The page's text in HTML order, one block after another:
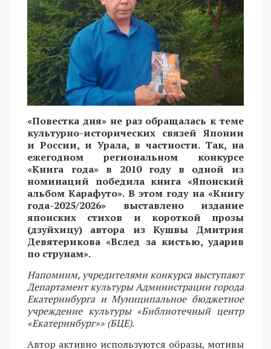
«Повестка дня» не раз обращалась к теме
культурно-исторических связей Японии
и России, и Урала, в частности. Так, на
ежегодном региональном конкурсе
«Книга года» в 2010 году в одной из
номинаций победила книга «Японский
альбом Карафуто». В этом году на «Книгу
года-2025/2026» выставлено издание
японских стихов и короткой прозы
(дзуйхицу) автора из Кушвы Дмитрия
Девятерикова «Вслед за кистью, ударив
по струнам».
Напомним, учредителями конкурса выступают
Департамент культуры Администрации города
Екатеринбурга и Муниципальное бюджетное
учреждение культуры «Библиотечный центр
«Екатеринбург»» (БЦЕ).
Автор активно используются образы, мотивы